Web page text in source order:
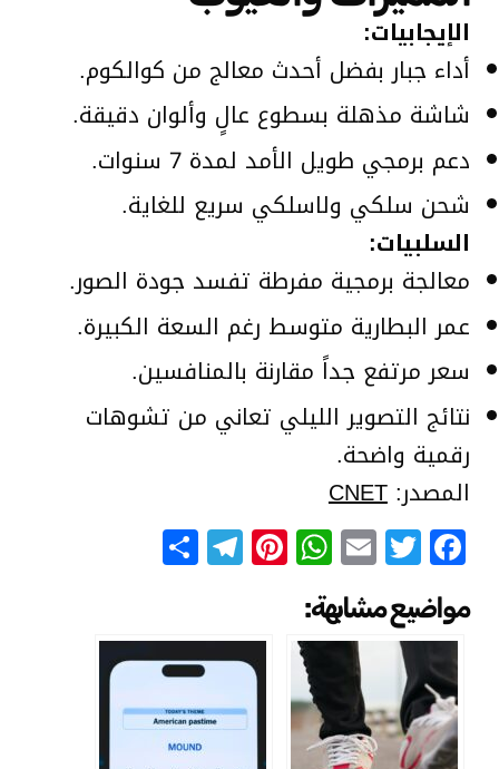
الإيجابيات:
أداء جبار بفضل أحدث معالج من كوالكوم.
شاشة مذهلة بسطوع عالٍ وألوان دقيقة.
دعم برمجي طويل الأمد لمدة 7 سنوات.
شحن سلكي ولاسلكي سريع للغاية.
السلبيات:
معالجة برمجية مفرطة تفسد جودة الصور.
عمر البطارية متوسط رغم السعة الكبيرة.
سعر مرتفع جداً مقارنة بالمنافسين.
نتائج التصوير الليلي تعاني من تشوهات
رقمية واضحة.
المصدر:CNET
Facebook
Twitter
Email
WhatsApp
Pinterest
Telegram
مواضيع مشابهة: